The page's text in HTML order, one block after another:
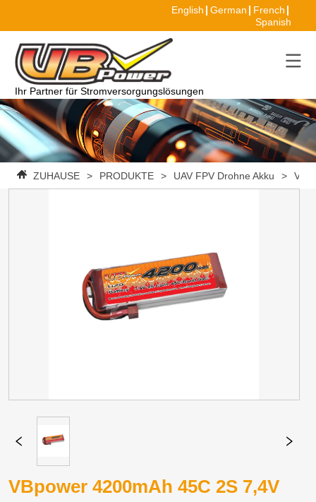
English German
French
Spanish
Ihr Partner für Stromversorgungslösungen
ZUHAUSE > PRODUKTE > UAV FPV Drohne Akku >
VBpower 4200mAh 45C 2S 7,4V